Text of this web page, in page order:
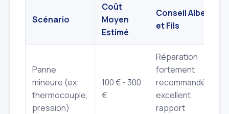
Scénario
Coût
Moyen
Estimé
Conseil Albert
et Fils
Panne
mineure (ex:
thermocouple,
pression)
100 € - 300
€
Réparation
fortement
recommandée,
excellent
rapport